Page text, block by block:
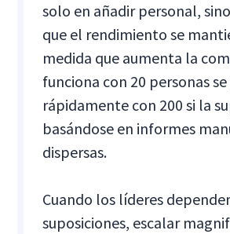
solo en añadir personal,
que el rendimiento se
medida que aumenta la
funciona con 20 personas
rápidamente con 200 si la
basándose en informes
dispersas.
Cuando los líderes
suposiciones, escalar